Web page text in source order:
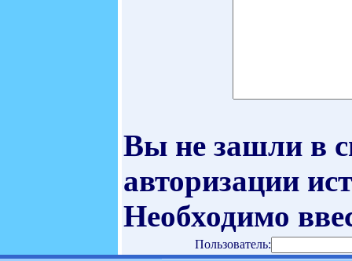
Вы не зашли в
авторизации
Необходимо
Пользователь: